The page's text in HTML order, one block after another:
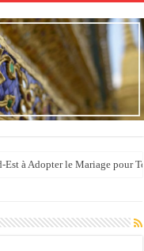
Est à Adopter le Mariage pour